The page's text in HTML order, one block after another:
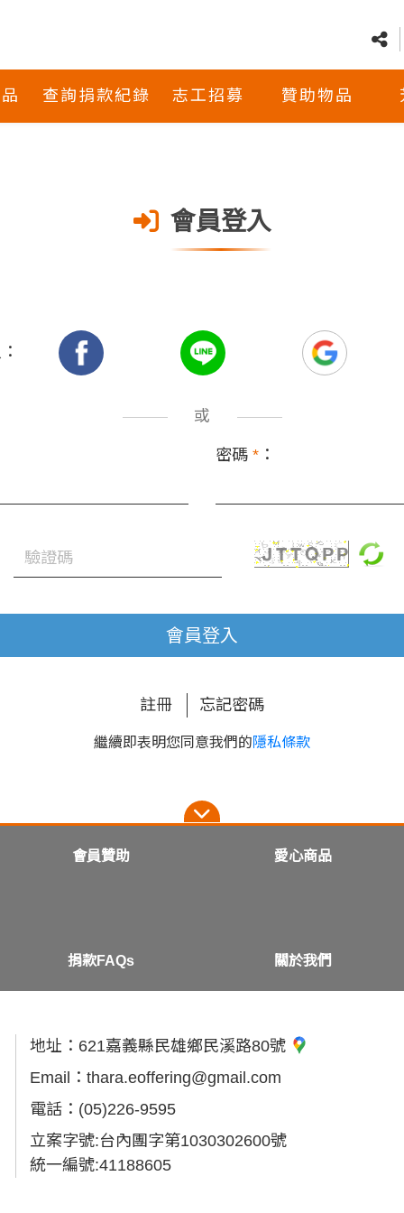
查詢捐款紀錄 志工招募 贊助物品
會員登入
或
密碼 * ：
會員登入
註冊 忘記密碼
繼續即表明您同意我們的隱私條款
會員贊助 愛心商品
捐款FAQs 關於我們
地址： 621嘉義縣民雄鄉民溪路80號
Email：thara.eoffering@gmail.com
電話： (05)226-9595
立案字號:台內團字第1030302600號
統一編號:41188605